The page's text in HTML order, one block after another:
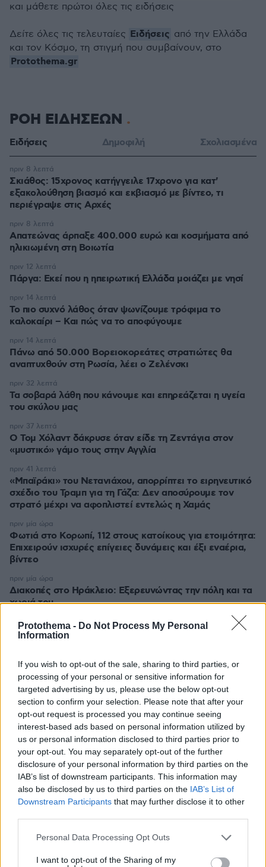
Protothema - Do Not Process My Personal
Information
If you wish to opt-out of the sale, sharing to third parties, or
processing of your personal or sensitive information for
targeted advertising by us, please use the below opt-out
section to confirm your selection. Please note that after your
opt-out request is processed you may continue seeing
interest-based ads based on personal information utilized by
us or personal information disclosed to third parties prior to
your opt-out. You may separately opt-out of the further
disclosure of your personal information by third parties on the
IAB’s list of downstream participants. This information may
also be disclosed by us to third parties on the IAB’s List of
Downstream Participants that may further disclose it to other
Please note that this website/app uses one or more Google
not limited to your visit or usage behaviour. You may click to
Personal Data Processing Opt Outs
I want to opt-out of the Sharing of my
και μάθετε πρώτοι όλες τις ειδήσεις
Δείτε όλες τις τελευταίες Ειδήσεις από την Ελλάδα
και τον Κόσμο, τη στιγμή που συμβαίνουν, στο
Protothema.gr
ΡΟΗ ΕΙΔΗΣΕΩΝ
Ειδήσεις Δημοφιλή Σχολιασμένα
Σκιάθος: 15χρονος κατήγγειλε 17χρονο για κατ'
εξακολούθηση βιασμό και εκβιασμό με βίντεο, τι
περιέγραψε στις Αρχές
πριν 8 λεπτά
Απατεώνας άρπαξε 400.000 ευρώ και κοσμήματα από
ηλικιωμένη στη Βοιωτία
πριν 8 λεπτά
Πάργα: Εκεί που η ηπειρωτική Ελλάδα μοιάζει με νησί
πριν 12 λεπτά
Το πιο συχνό λάθος όταν ψωνίζουμε τρόφιμα το
καλοκαίρι – Και πώς να το αποφύγουμε
πριν 14 λεπτά
Πάνω από 50.000 Βορειοκορεάτες στρατιώτες θα
αναπτυχθούν στη Ρωσία, λέει ο Ζελένσκι
πριν 14 λεπτά
Τα σοβαρά λάθη που κάνουμε και επηρεάζεται η υγεία
του σκύλου μας
πριν 32 λεπτά
Ο Τομ Χόλαντ δάκρυσε όταν είδε τη Ζεντάγια στον
«μυστικό» γάμο τους στην Αγγλία
πριν 37 λεπτά
«Μπαϊράκι» του Νετανιάχου, απορρίπτει το ειρηνευτικό
σχέδιο του Τραμπ για τη Γάζα: Δεν αποσύρουμε τον
στρατό μέχρι να αφοπλιστεί εντελώς η Χαμάς
πριν 41 λεπτά
Φωτιά στο Κορωπί, 112 στους κατοίκους για ετοιμότητα:
Επιχειρούν ισχυρές επίγειες δυνάμεις και έξι εναέρια,
βίντεο
πριν μία ώρα
Διακοπές στο Ηράκλειο: Εξερευνώντας την πόλη και τα
χωριά του
πριν μία ώρα
ΔΕΙΤΕ ΟΛΕΣ ΤΙΣ ΕΙΔΗΣΕΙΣ
ΤΑ ΠΙΟ ΔΗΜΟΦΙΛΗ